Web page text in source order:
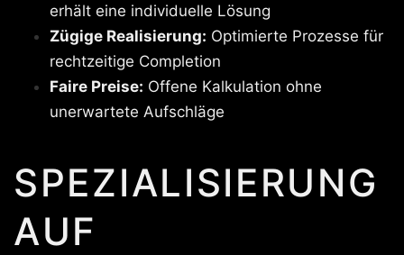
erhält eine individuelle Lösung
Zügige Realisierung: Optimierte Prozesse für
rechtzeitige Completion
Faire Preise: Offene Kalkulation ohne
unerwartete Aufschläge
SPEZIALISIERUNG
AUF